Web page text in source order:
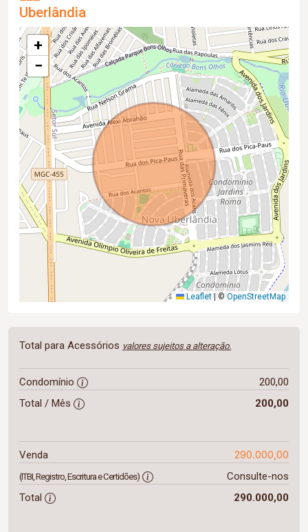
Uberlândia
+
−
Leaflet |©OpenStreetMap
Total para Acessórios valores sujeitos a alteração.
Condomínio
200,00
Total / Mês
200,00
Venda 290.000,00
(ITBI, Registro, Escritura e Certidões)
Consulte-nos
Total
290.000,00